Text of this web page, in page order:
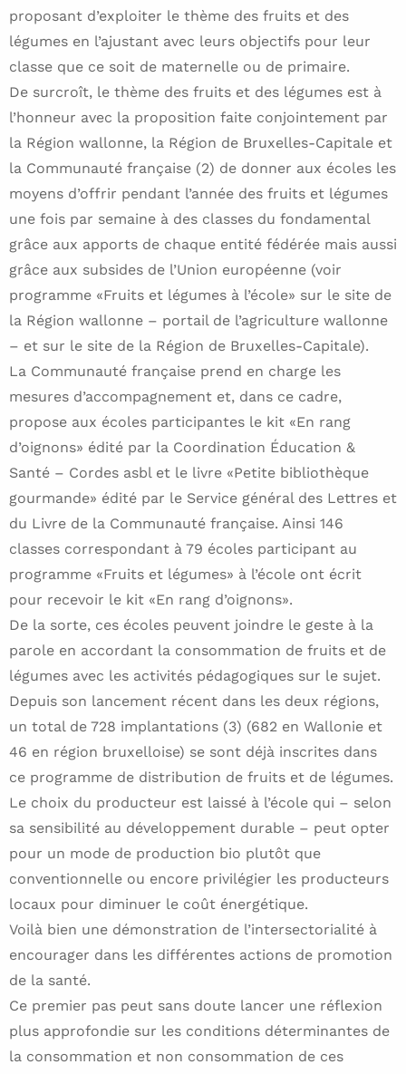
proposant d’exploiter le thème des fruits et des
légumes en l’ajustant avec leurs objectifs pour leur
classe que ce soit de maternelle ou de primaire.
De surcroît, le thème des fruits et des légumes est à
l’honneur avec la proposition faite conjointement par
la Région wallonne, la Région de Bruxelles-Capitale et
la Communauté française (2) de donner aux écoles les
moyens d’offrir pendant l’année des fruits et légumes
une fois par semaine à des classes du fondamental
grâce aux apports de chaque entité fédérée mais aussi
grâce aux subsides de l’Union européenne (voir
programme «Fruits et légumes à l’école» sur le site de
la Région wallonne – portail de l’agriculture wallonne
– et sur le site de la Région de Bruxelles-Capitale).
La Communauté française prend en charge les
mesures d’accompagnement et, dans ce cadre,
propose aux écoles participantes le kit «En rang
d’oignons» édité par la Coordination Éducation &
Santé – Cordes asbl et le livre «Petite bibliothèque
gourmande» édité par le Service général des Lettres et
du Livre de la Communauté française. Ainsi 146
classes correspondant à 79 écoles participant au
programme «Fruits et légumes» à l’école ont écrit
pour recevoir le kit «En rang d’oignons».
De la sorte, ces écoles peuvent joindre le geste à la
parole en accordant la consommation de fruits et de
légumes avec les activités pédagogiques sur le sujet.
Depuis son lancement récent dans les deux régions,
un total de 728 implantations (3) (682 en Wallonie et
46 en région bruxelloise) se sont déjà inscrites dans
ce programme de distribution de fruits et de légumes.
Le choix du producteur est laissé à l’école qui – selon
sa sensibilité au développement durable – peut opter
pour un mode de production bio plutôt que
conventionnelle ou encore privilégier les producteurs
locaux pour diminuer le coût énergétique.
Voilà bien une démonstration de l’intersectorialité à
encourager dans les différentes actions de promotion
de la santé.
Ce premier pas peut sans doute lancer une réflexion
plus approfondie sur les conditions déterminantes de
la consommation et non consommation de ces